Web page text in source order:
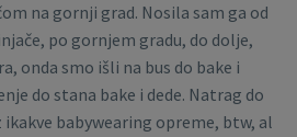
na gornji grad. Nosila sam ga od
po gornjem gradu, do dolje,
onda smo išli na bus do bake i
do stana bake i dede. Natrag do
babywearing opreme, btw, al